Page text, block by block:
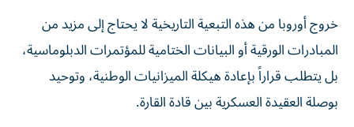
خروج أوروبا من هذه التبعية التاريخية لا يحتاج إلى مزيد من
المبادرات الورقية أو البيانات الختامية للمؤتمرات الدبلوماسية،
بل يتطلب قراراً بإعادة هيكلة الميزانيات الوطنية، وتوحيد
بوصلة العقيدة العسكرية بين قادة القارة.